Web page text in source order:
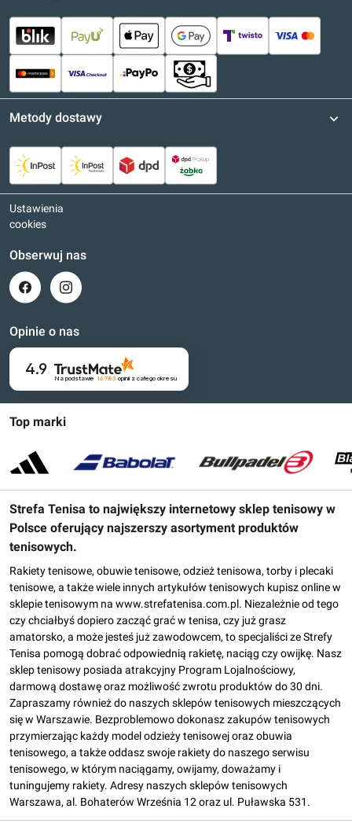
Top marki
Strefa Tenisa to największy internetowy sklep tenisowy w
Polsce oferujący najszerszy asortyment produktów
tenisowych.
Rakiety tenisowe, obuwie tenisowe, odzież tenisowa, torby i plecaki
tenisowe, a także wiele innych artykułów tenisowych kupisz online w
sklepie tenisowym na www.strefatenisa.com.pl. Niezależnie od tego
czy chciałbyś dopiero zacząć grać w tenisa, czy już grasz
amatorsko, a może jesteś już zawodowcem, to specjaliści ze Strefy
Tenisa pomogą dobrać odpowiednią rakietę, naciąg czy owijkę. Nasz
sklep tenisowy posiada atrakcyjny Program Lojalnościowy,
darmową dostawę oraz możliwość zwrotu produktów do 30 dni.
Zapraszamy również do naszych sklepów tenisowych mieszczących
się w Warszawie. Bezproblemowo dokonasz zakupów tenisowych
przymierzając każdy model odzieży tenisowej oraz obuwia
tenisowego, a także oddasz swoje rakiety do naszego serwisu
tenisowego, w którym naciągamy, owijamy, doważamy i
tuningujemy rakiety. Adresy naszych sklepów tenisowych
Warszawa, al. Bohaterów Września 12 oraz ul. Puławska 531.
Metody dostawy
Ustawienia
cookies
Obserwuj nas
Opinie o nas
4.9
Na podstawie 16 783 opinii z całego okresu